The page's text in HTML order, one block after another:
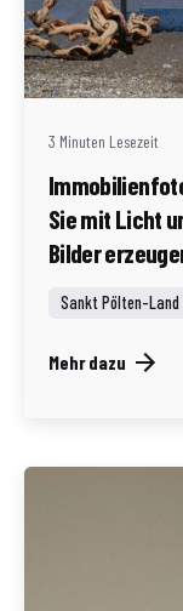
(AT)
3 Minuten Lesezeit
Sie mit Licht
Bilder
Sankt Pölten-Land
Mehr dazu